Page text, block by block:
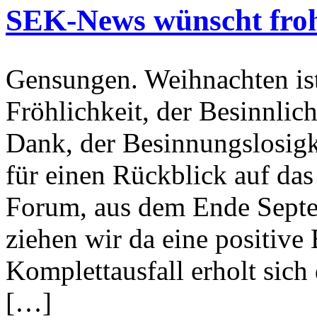
SEK-News wünscht
Gensungen. Weihnachten
Fröhlichkeit, der
Dank, der
für einen Rückblick auf
Forum, aus dem Ende
ziehen wir da eine positive
Komplettausfall erholt
[…]